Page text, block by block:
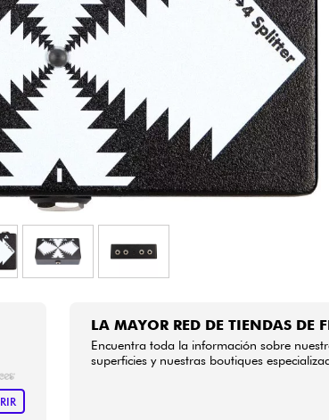
Bundle
Ver nuestras marcas
LA MAYOR RED DE TIENDAS DE
Encuentra toda la información sobre
superficies y nuestras boutiques